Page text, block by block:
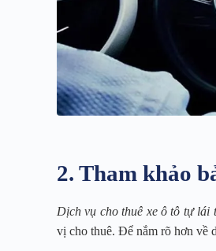
2. Tham khảo
Dịch vụ cho thuê xe ô tô tự lái
vị cho thuê. Để nắm rõ hơn về